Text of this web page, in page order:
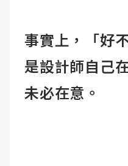
事實上，「好
是設計師自己
未必在意。